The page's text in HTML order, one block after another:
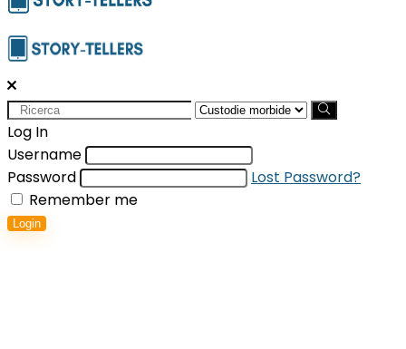
Search
for:
Log In
Username
Password
Lost Password?
Remember me
Login